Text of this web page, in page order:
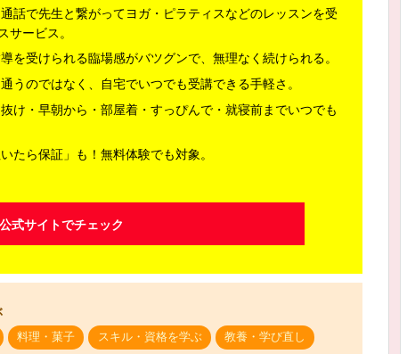
話で先生と繋がってヨガ・ピラティスなどのレッスンを受
ービス。
を受けられる臨場感がバツグンで、無理なく続けられる。
うのではなく、自宅でいつでも受講できる手軽さ。
け・早朝から・部屋着・すっぴんで・就寝前までいつでも
たら保証」も！無料体験でも対象。
公式サイトでチェック
料理・菓子 スキル・資格を学ぶ
教養・学び直し